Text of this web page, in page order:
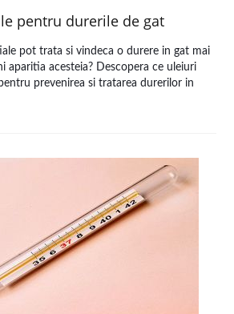
pentru durerile de gat
pot trata si vindeca o durere in gat mai
aparitia acesteia? Descopera ce uleiuri
prevenirea si tratarea durerilor in